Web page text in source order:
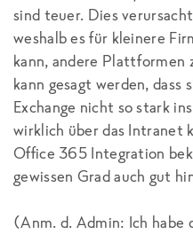
sind teuer. Dies
weshalb es für kleinere
kann, andere Plattformen
kann gesagt werden, dass
Exchange nicht so stark
wirklich über das Intranet
Office 365 Integration
gewissen Grad auch gut
(Anm. d. Admin: Ich habe